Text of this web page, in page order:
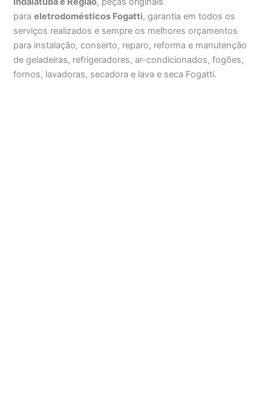
paraeletrodomésticos Fogatti, garantia em todos os
serviços realizados e sempre os melhores orçamentos
para instalação, conserto, reparo, reforma e manutenção
de geladeiras, refrigeradores, ar-condicionados, fogões,
fornos, lavadoras, secadora e lava e seca Fogatti.